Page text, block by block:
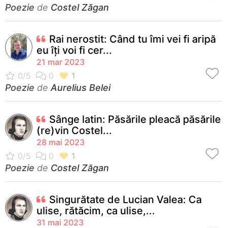
Poezie de Costel Zăgan
Rai nerostit: Când tu îmi vei fi aripă
eu îți voi fi cer...
21 mar 2023
Poezie de Aurelius Belei
Sânge latin: Păsările pleacă păsările
(re)vin Costel...
28 mai 2023
Poezie de Costel Zăgan
Singurătate de Lucian Valea: Ca
ulise, rătăcim, ca ulise,...
31 mai 2023